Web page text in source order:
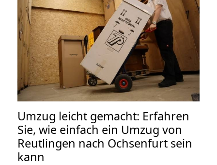
Umzug leicht gemacht: Erfahren
Sie, wie einfach ein Umzug von
Reutlingen nach Ochsenfurt sein
kann